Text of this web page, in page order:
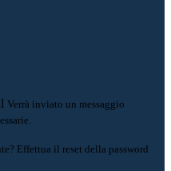
Verrà inviato un messaggio
Effettua il reset della password